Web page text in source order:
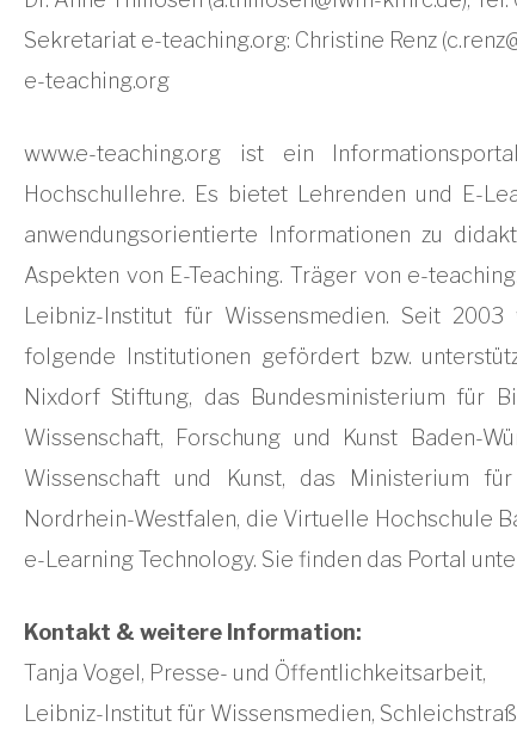
Sekretariat e-teaching.org: Christine Renz (
e-teaching.org
www.e-teaching.org ist ein
Hochschullehre. Es bietet Lehrenden und E-
anwendungsorientierte Informationen zu
Aspekten von E-Teaching. Träger von e-
Leibniz-Institut für Wissensmedien. Seit
folgende Institutionen gefördert bzw.
Nixdorf Stiftung, das Bundesministerium für
Wissenschaft, Forschung und Kunst Baden-
Wissenschaft und Kunst, das Ministerium
Nordrhein-Westfalen, die Virtuelle Hochschule
e-Learning Technology. Sie finden das Portal
Kontakt & weitere Information:
Tanja Vogel, Presse- und Öffentlichkeitsarbeit,
Leibniz-Institut für Wissensmedien,